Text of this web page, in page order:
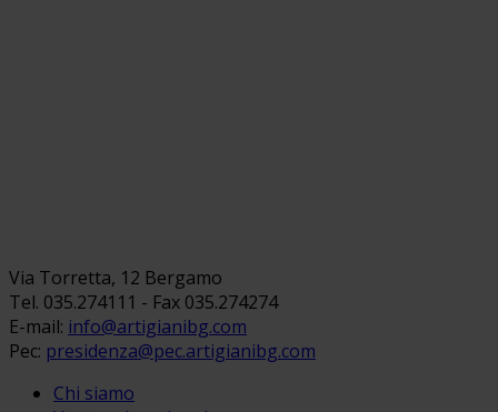
Via Torretta, 12 Bergamo
Tel. 035.274111 - Fax 035.274274
E-mail: info@artigianibg.com
Pec: presidenza@pec.artigianibg.com
Chi siamo